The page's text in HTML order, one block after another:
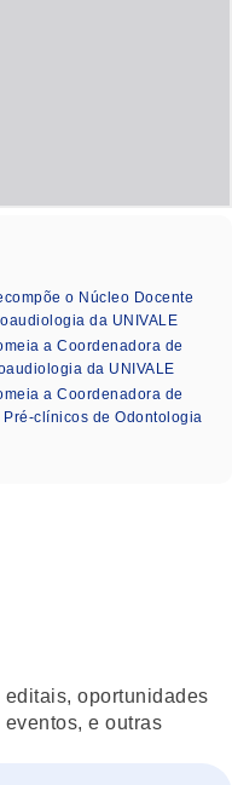
o Núcleo Docente
da UNIVALE
a Coordenadora de
da UNIVALE
a Coordenadora de
clínicos de Odontologia
oportunidades
e outras